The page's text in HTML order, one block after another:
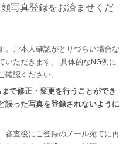
写真登録をお済ませくだ
。ご本人確認がとりづらい場合な
いただきます。 具体的なNG例に
確認ください。
で修正・変更を行うことができ
誤った写真を登録されないように
審査後にご登録のメール宛てに再